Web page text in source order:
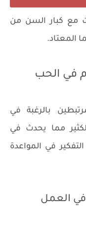
مع كبار السن من
المعتاد.
في الحب
بالرغبة في
مما يحدث في
في المواعدة
في العمل